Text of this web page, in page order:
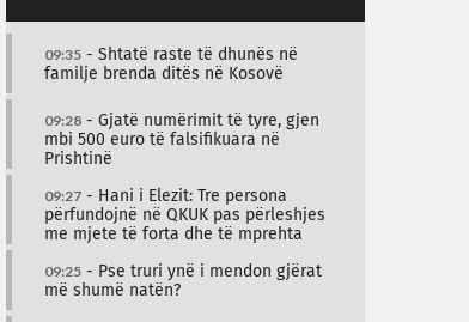
09:35 - Shtatë raste të dhunës në
familje brenda ditës në Kosovë
09:28 - Gjatë numërimit të tyre, gjen
mbi 500 euro të falsifikuara në
Prishtinë
09:27 - Hani i Elezit: Tre persona
përfundojnë në QKUK pas përleshjes
me mjete të forta dhe të mprehta
09:25 - Pse truri ynë i mendon gjërat
më shumë natën?